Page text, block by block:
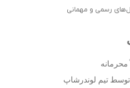
رسمی و مهمانی
محرمانه
تیم لوندرشاپ